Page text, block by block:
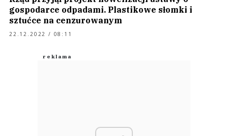
gospodarce odpadami. Plastikowe słomki i
sztućce na cenzurowanym
22.12.2022 / 08:11